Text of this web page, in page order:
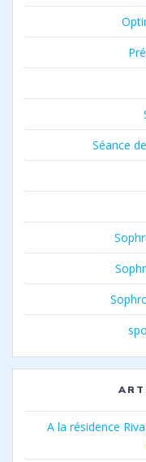
Séance
A la résidence